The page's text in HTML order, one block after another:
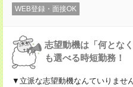
WEB登録・面接OK
志望動機は「何とな
も選べる時短勤務！
▼立派な志望動機なんていりませ